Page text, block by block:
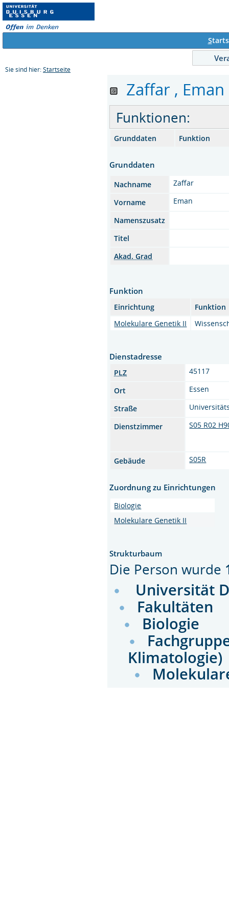
S
Sie sind hier: Startseite
Zaffar ,
Funktionen:
Grunddaten Funktion
Grunddaten
Nachname
Zaffar
Vorname
Eman
Namenszusatz
Titel
Akad. Grad
Funktion
Einrichtung
Funktion
Molekulare Genetik II
Dienstadresse
PLZ
45117
Ort
Essen
Straße
Dienstzimmer
S05 R02
Gebäude S05R
Zuordnung zu Einrichtungen
Biologie
Molekulare Genetik II
Strukturbaum
Die Person wurde
Universität
Fakultäten
Biologie
Klimatologie)